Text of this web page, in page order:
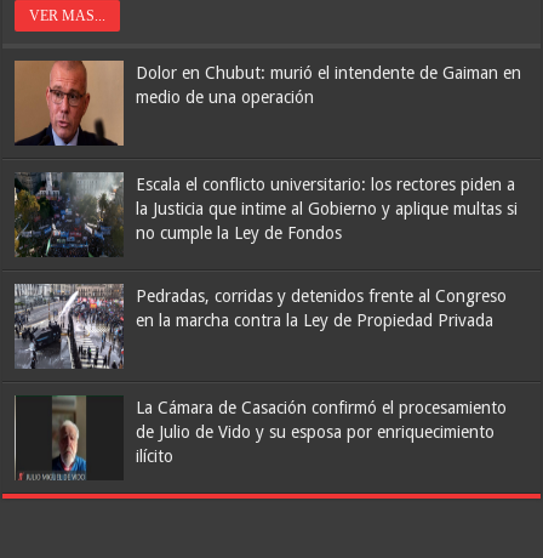
VER MAS...
Dolor en Chubut: murió el intendente de Gaiman en
medio de una operación
Escala el conflicto universitario: los rectores piden a
la Justicia que intime al Gobierno y aplique multas si
no cumple la Ley de Fondos
Pedradas, corridas y detenidos frente al Congreso
en la marcha contra la Ley de Propiedad Privada
La Cámara de Casación confirmó el procesamiento
de Julio de Vido y su esposa por enriquecimiento
ilícito